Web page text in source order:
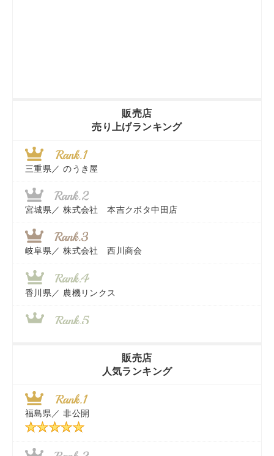
販売店
売り上げランキング
三重県／ のうき屋
宮城県／ 株式会社 本吉クボタ中田店
岐阜県／ 株式会社 西川商会
香川県／ 農機リンクス
近江商事合同会社：「茨城中古農建機販売」
千葉県／ 株式会社テクノ・タカ
販売店
人気ランキング
福島県／ 非公開